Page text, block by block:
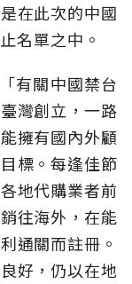
在此次的中國
名單之中。
有關中國禁台
灣創立，一路
擁有國內外顧
標。每逢佳節
地代購業者前
往海外，在能
通關而註冊。
好，仍以在地